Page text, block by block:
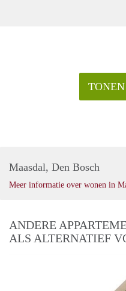
Maasdal, Den Bosch
Meer informatie over wonen in
ANDERE
ALS ALTERNATIEF